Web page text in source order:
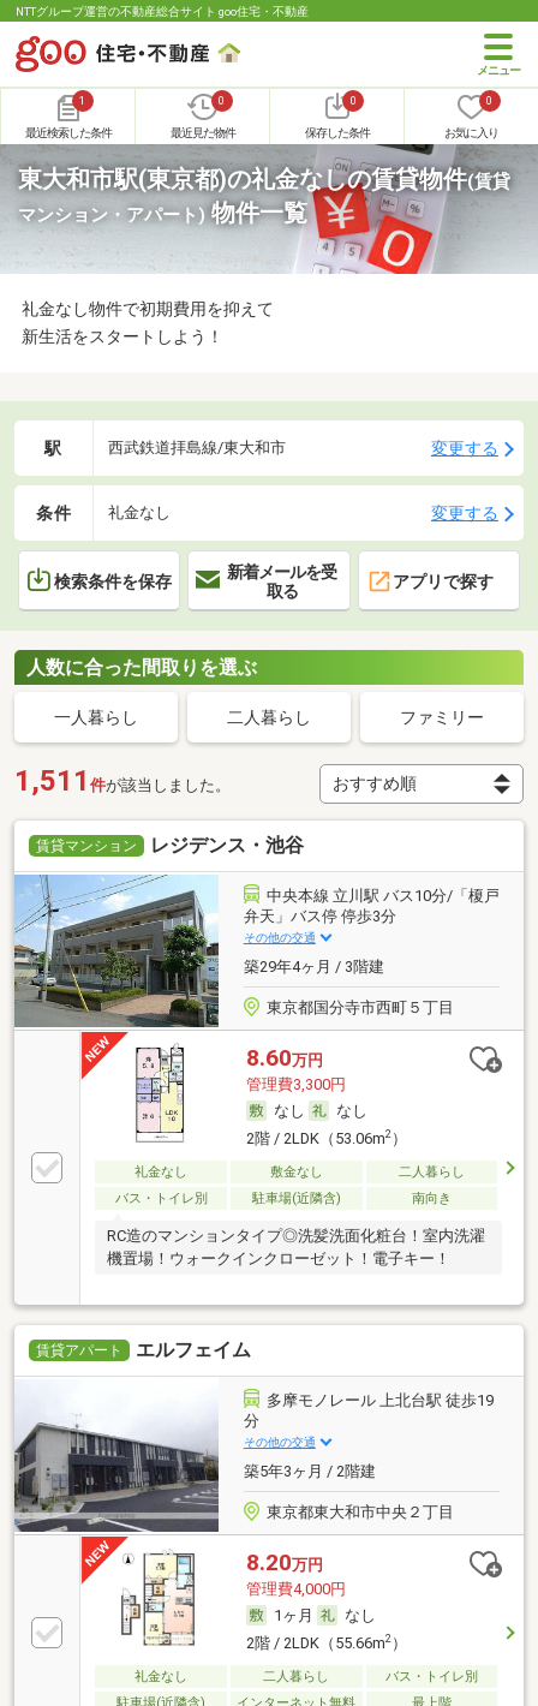
NTTグループ運営の不動産総合サイト goo住宅・不動産
1
最近検索した条件
0
最近見た物件
0
保存した条件
0
お気に入り
東大和市駅(東京都)の礼金なしの賃貸物件(賃貸
マンション・アパート) 物件一覧
礼金なし物件で初期費用を抑えて
新生活をスタートしよう！
駅 西武鉄道拝島線/東大和市 変更する
条件 礼金なし 変更する
検索条件を保存
新着メールを受
取る
アプリで探す
人数に合った間取りを選ぶ
一人暮らし 二人暮らし ファミリー
1,511 件が該当しました。
賃貸マンション レジデンス・池谷
中央本線 立川駅 バス10分/「榎戸
弁天」バス停 停歩3分
その他の交通
築29年4ヶ月 / 3階建
東京都国分寺市西町５丁目
8.60万円
管理費3,300円
なし
なし
2階 / 2LDK（53.06m2）
礼金なし 敷金なし
二人暮らし
バス・トイレ別
駐車場(近隣含) 南向き
RC造のマンションタイプ◎洗髪洗面化粧台！室内洗濯
機置場！ウォークインクローゼット！電子キー！
賃貸アパート エルフェイム
多摩モノレール 上北台駅 徒歩19
分
その他の交通
築5年3ヶ月 / 2階建
東京都東大和市中央２丁目
8.20万円
管理費4,000円
1ヶ月
なし
2階 / 2LDK（55.66m2）
礼金なし 二人暮らし
バス・トイレ別